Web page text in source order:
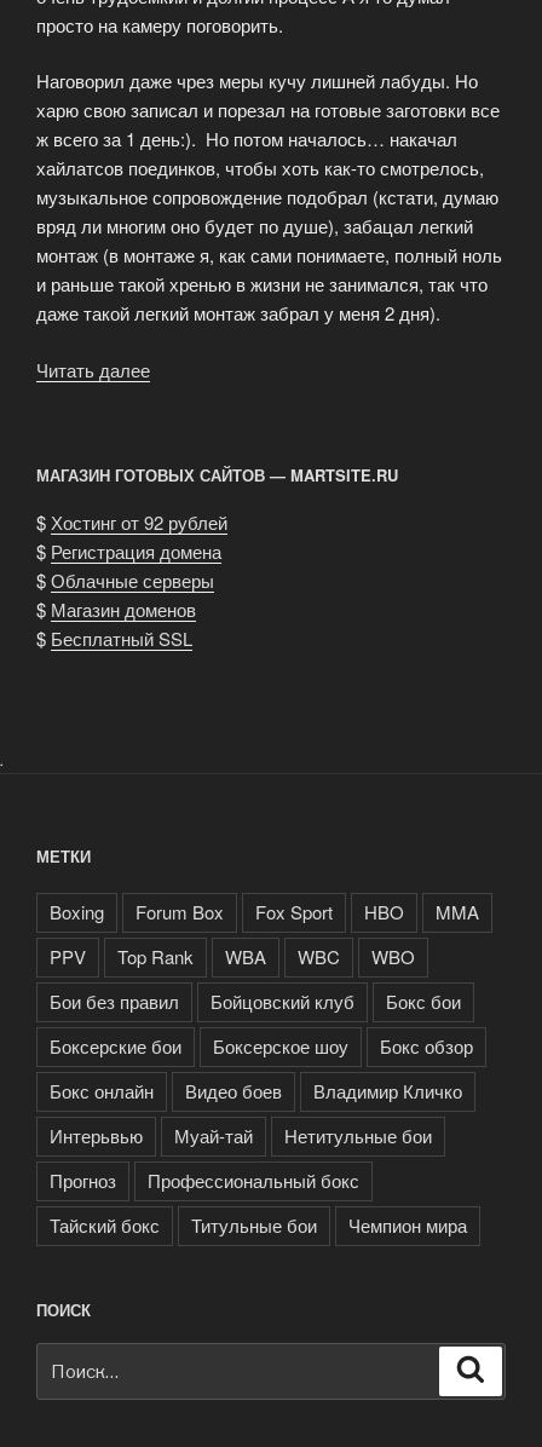
просто на камеру поговорить.
Наговорил даже чрез меры кучу лишней лабуды. Но
харю свою записал и порезал на готовые заготовки все
ж всего за 1 день:). Но потом началось… накачал
хайлатсов поединков, чтобы хоть как-то смотрелось,
музыкальное сопровождение подобрал (кстати, думаю
вряд ли многим оно будет по душе), забацал легкий
монтаж (в монтаже я, как сами понимаете, полный ноль
и раньше такой хренью в жизни не занимался, так что
даже такой легкий монтаж забрал у меня 2 дня).
Читать далее
формат
ForumBox»
МАГАЗИН ГОТОВЫХ САЙТОВ — MARTSITE.RU
$ Хостинг от 92 рублей
$ Регистрация домена
$Облачные серверы
$ Магазин доменов
$ Бесплатный SSL
.
МЕТКИ
Boxing Forum Box Fox Sport HBO
MMA
PPV
Top Rank WBA WBC
WBO
Бои без правил
Бойцовский клуб
Бокс бои
Боксерские бои
Боксерское шоу
Бокс обзор
Бокс онлайн
Видео боев
Владимир Кличко
Интерьвью
Муай-тай
Нетитульные бои
Прогноз
Профессиональный бокс
Тайский бокс
Титульные бои Чемпион мира
ПОИСК